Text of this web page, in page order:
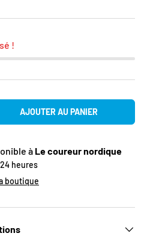
!
LA QUANTITÉ
AJOUTER AU PANIER
à Le coureur nordique
heures
boutique